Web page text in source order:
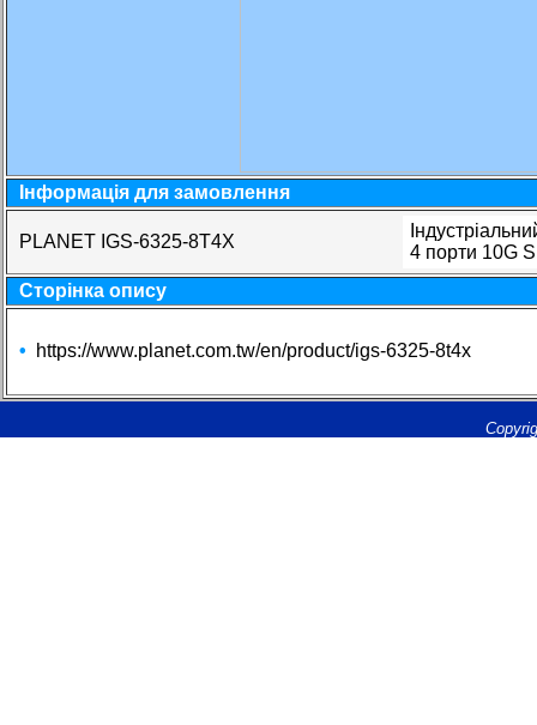
Інформація для замовлення
PLANET IGS-6325-8T4X
4 порти 10G
Сторінка опису
• https://www.planet.com.tw/en/product/igs-6325-8t4x